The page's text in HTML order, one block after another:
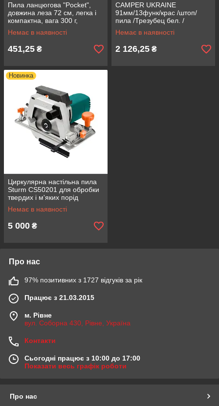
Пила ланцюгова "Pocket",
довжина леза 72 см, легка і
компактна, вага 300 г,
матеріал леза вуглецева
сталь
Немає в наявності
451,25 ₴
CAMPER UKRAINE
91мм/13функ/крас /штоп/
пила /Трезубец бел. /
туристичний /швейцарський
ніж /74 г
Немає в наявності
2 126,25 ₴
Новинка
Циркулярна настільна пила
Sturm CS50201 для обробки
твердих і м'яких порід
деревини 2 кВт діаметр диска
200 мм, потужність 2000 Вт
Немає в наявності
5 000 ₴
Про нас
97% позитивних з 1727 відгуків за рік
Працює з 21.03.2015
м. Рівне
вул. Соборна 430, Рівне, Україна
Контакти
Сьогодні працює з 10:00 до 17:00
Показати весь графік роботи
Про нас